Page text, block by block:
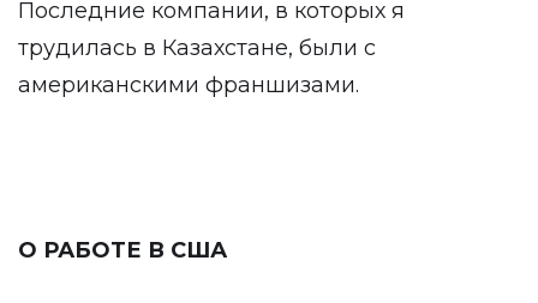
Последние компании, в которых я
трудилась в Казахстане, были с
американскими франшизами.
О РАБОТЕ В США